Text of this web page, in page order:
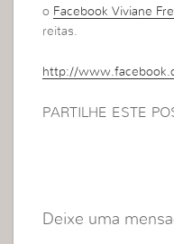
o Facebook Viviane
reitas.
http://
PARTILHE ESTE
Deixe uma